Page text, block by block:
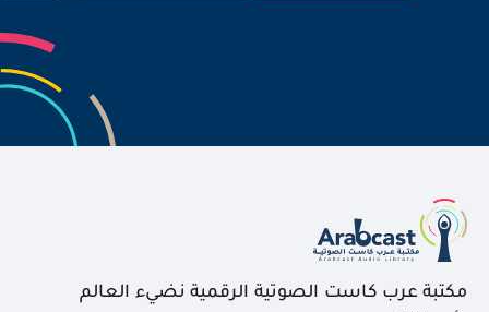
مكتبة عرب كاست الصوتية الرقمية نضيء العالم